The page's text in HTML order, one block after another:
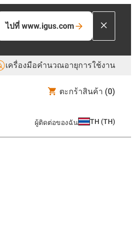
ไปที่ www.igus.com
เครื่องมือคำนวณอายุการใช้งาน
ตะกร้าสินค้า (0)
ผู้ติดต่อของฉัน TH (TH)